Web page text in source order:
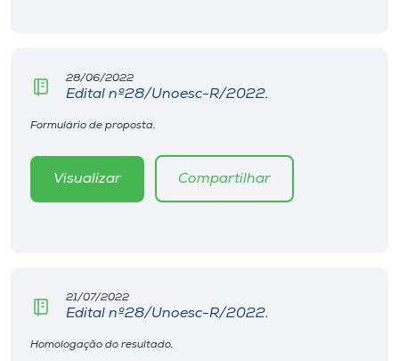
Store
Selecione
28/06/2022
Edital nº28/Unoesc-R/2022.
Formulário de proposta.
Visualizar Compartilhar
21/07/2022
Edital nº28/Unoesc-R/2022.
Homologação do resultado.